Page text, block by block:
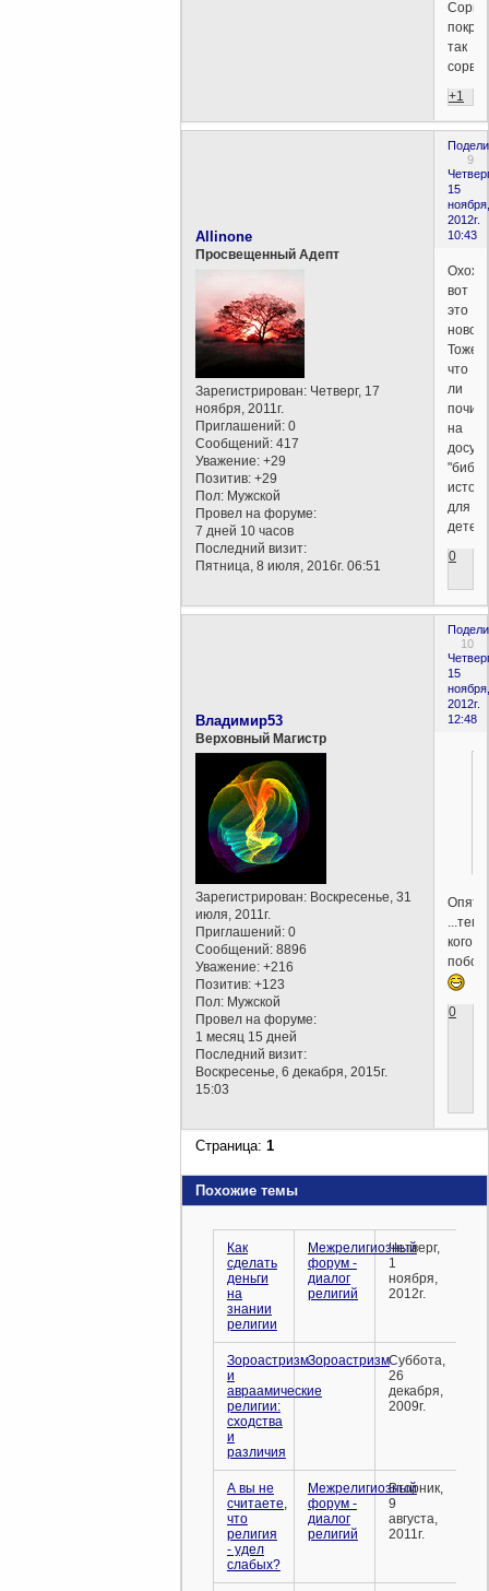
так
+1
9
15
ноября,
2012г.
10:43
Allinone
Просвещенный Адепт
Зарегистрирован: Четверг, 17
ноября, 2011г.
Приглашений: 0
Сообщений: 417
Уважение: +29
Позитив: +29
Пол: Мужской
Провел на форуме:
7 дней 10 часов
Последний визит:
Пятница, 8 июля, 2016г. 06:51
Охохо,
вот
это
Тоже
что
ли
на
досуге
для
детей"
0
10
15
ноября,
2012г.
12:48
Владимир53
Верховный Магистр
Зарегистрирован: Воскресенье, 31
июля, 2011г.
Приглашений: 0
Сообщений: 8896
Уважение: +216
Позитив: +123
Пол: Мужской
Провел на форуме:
1 месяц 15 дней
Последний визит:
Воскресенье, 6 декабря, 2015г.
15:03
кого
0
Страница:1
Похожие темы
Как
сделать
деньги
на
знании
религии
Межрелигиозный
форум -
диалог
религий
Четверг,
1
ноября,
2012г.
Зороастризм
и
авраамические
религии:
сходства
и
различия
ЗороастризмСуббота,
26
декабря,
2009г.
А вы не
считаете,
что
религия
- удел
слабых?
Межрелигиозный
форум -
диалог
религий
Вторник,
9
августа,
2011г.